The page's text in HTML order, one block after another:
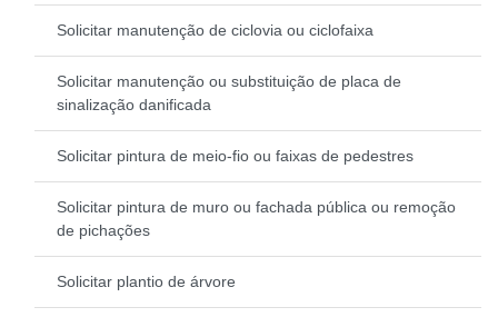
Solicitar manutenção de ciclovia ou ciclofaixa
Solicitar manutenção ou substituição de placa de
sinalização danificada
Solicitar pintura de meio-fio ou faixas de pedestres
Solicitar pintura de muro ou fachada pública ou remoção
de pichações
Solicitar plantio de árvore